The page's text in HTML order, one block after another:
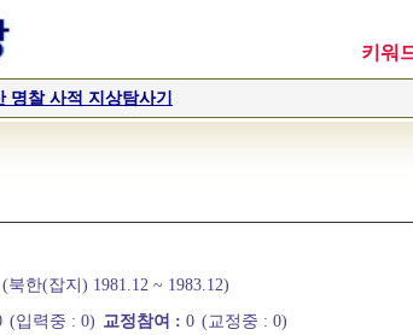
키워
명찰 사적 지상탐사기
한(잡지) 1981.12 ~ 1983.12)
(입력중 :0) 교정참여 : 0 (교정중 : 0)